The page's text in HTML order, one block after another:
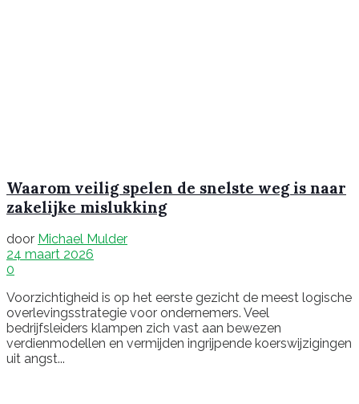
Waarom veilig spelen de snelste weg is naar
zakelijke mislukking
door Michael Mulder
24 maart 2026
0
Voorzichtigheid is op het eerste gezicht de meest logische
overlevingsstrategie voor ondernemers. Veel
bedrijfsleiders klampen zich vast aan bewezen
verdienmodellen en vermijden ingrijpende koerswijzigingen
uit angst...